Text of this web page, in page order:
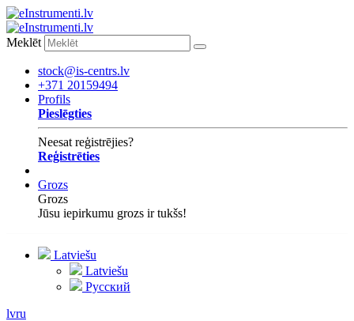
Meklēt
stock@is-centrs.lv
+371 20159494
Profils
Pieslēgties
Neesat reģistrējies?
Reģistrēties
Grozs
Grozs
Jūsu iepirkumu grozs ir tukšs!
Latviešu
Latviešu
Русский
lvru